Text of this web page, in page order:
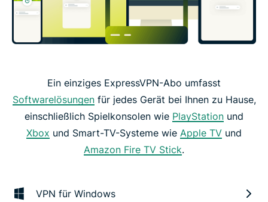
Ein einziges ExpressVPN-Abo umfasst
Softwarelösungenfür jedes Gerät bei Ihnen zu Hause,
einschließlich Spielkonsolen wie PlayStation und
Xbox und Smart-TV-Systeme wie Apple TV und
Amazon Fire TV Stick.
VPN für Windows